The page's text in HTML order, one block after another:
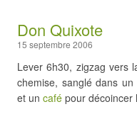
Don Quixote
15 septembre 2006
Lever 6h30, zigzag vers
chemise, sanglé dans
et un café pour décoincer